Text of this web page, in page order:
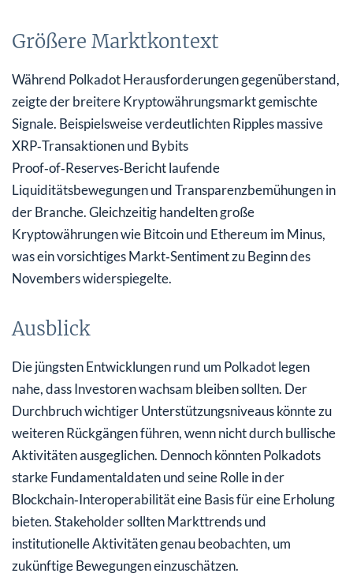
Größere Marktkontext
Während Polkadot Herausforderungen gegenüberstand,
zeigte der breitere Kryptowährungsmarkt gemischte
Signale. Beispielsweise verdeutlichten Ripples massive
XRP‑Transaktionen und Bybits
Proof‑of‑Reserves‑Bericht laufende
Liquiditätsbewegungen und Transparenzbemühungen in
der Branche. Gleichzeitig handelten große
Kryptowährungen wie Bitcoin und Ethereum im Minus,
was ein vorsichtiges Markt‑Sentiment zu Beginn des
Novembers widerspiegelte.
Ausblick
Die jüngsten Entwicklungen rund um Polkadot legen
nahe, dass Investoren wachsam bleiben sollten. Der
Durchbruch wichtiger Unterstützungsniveaus könnte zu
weiteren Rückgängen führen, wenn nicht durch bullische
Aktivitäten ausgeglichen. Dennoch könnten Polkadots
starke Fundamentaldaten und seine Rolle in der
Blockchain‑Interoperabilität eine Basis für eine Erholung
bieten. Stakeholder sollten Markttrends und
institutionelle Aktivitäten genau beobachten, um
zukünftige Bewegungen einzuschätzen.